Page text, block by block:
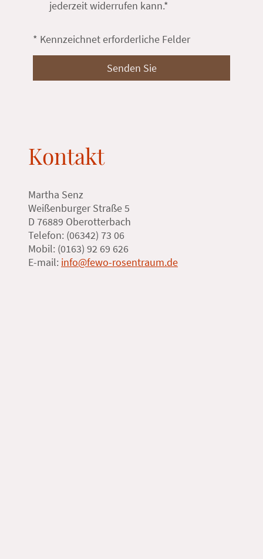
jederzeit widerrufen kann.*
* Kennzeichnet erforderliche Felder
Senden Sie
Kontakt
Martha Senz
Weißenburger Straße 5
D 76889 Oberotterbach
Telefon: (06342) 73 06
Mobil: (0163) 92 69 626
E-mail: info@fewo-rosentraum.de